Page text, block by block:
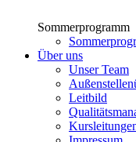
Sommerprogramm
Über uns
Unser Team
Leitbild